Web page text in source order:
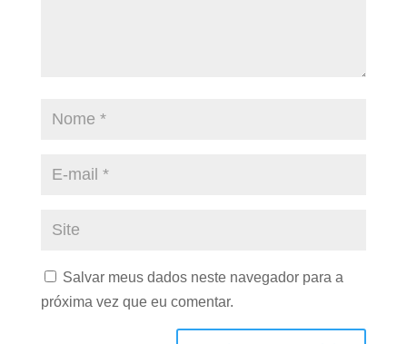
Salvar meus dados neste navegador para a
próxima vez que eu comentar.